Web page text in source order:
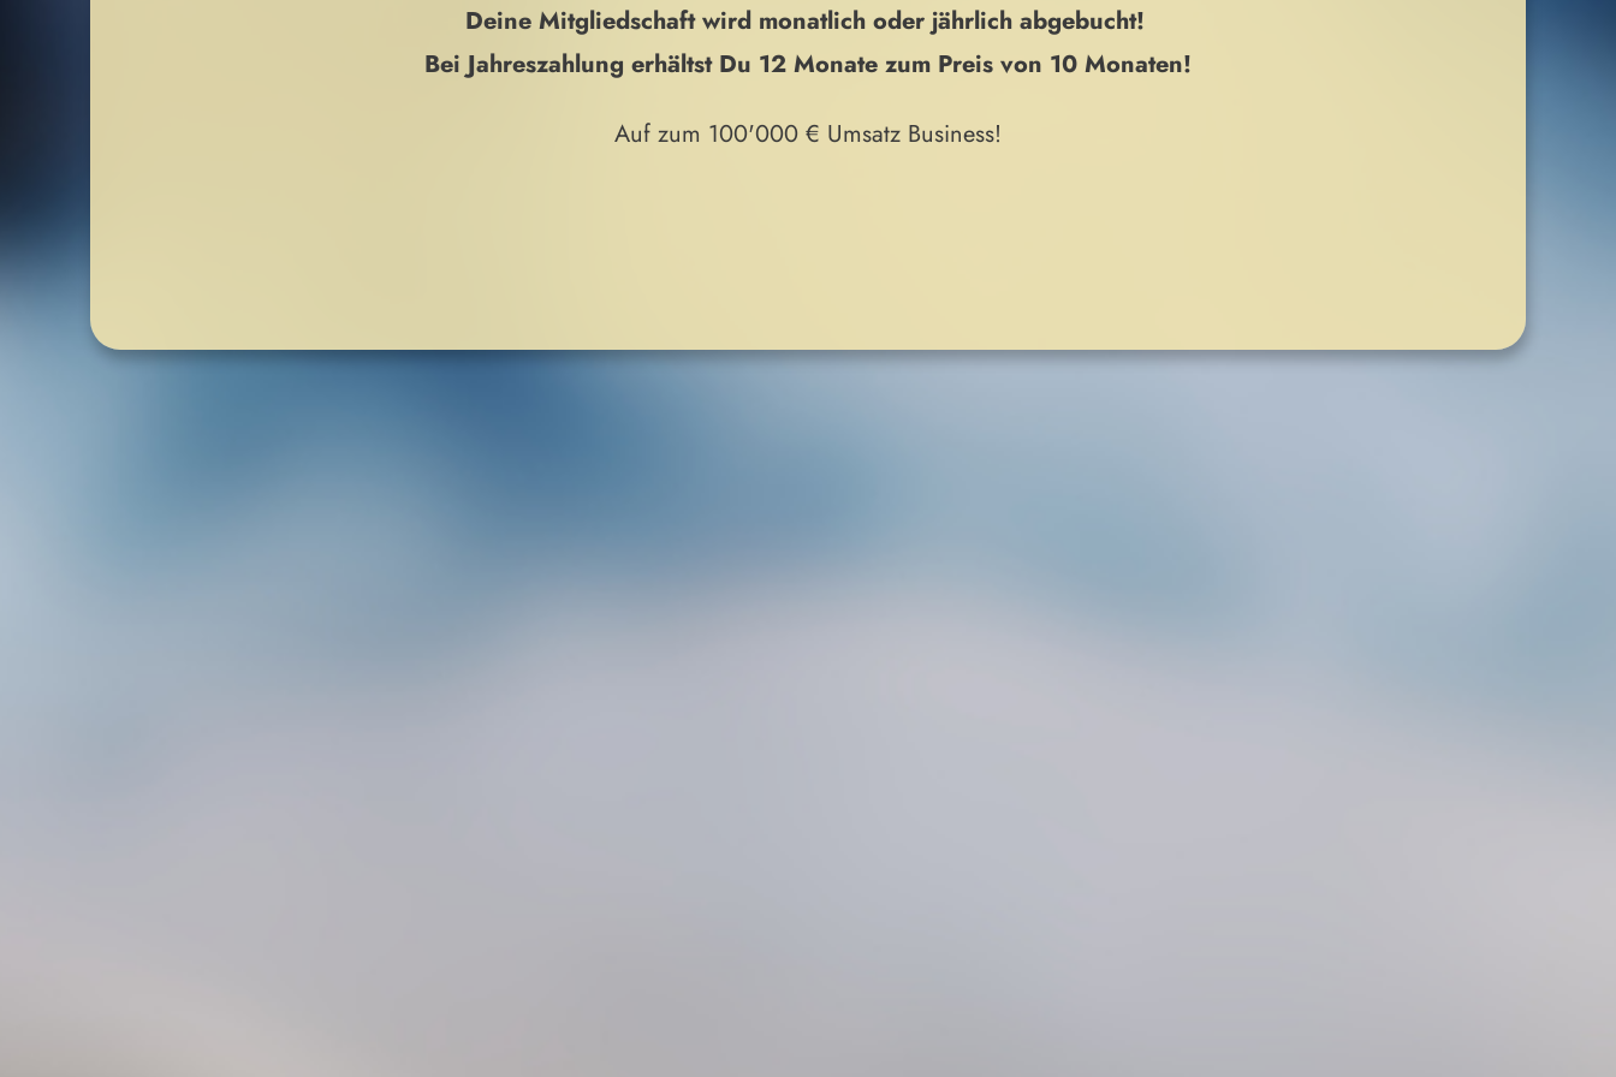
Deine Mitgliedschaft wird monatlich oder jährlich abgebucht!
Bei Jahreszahlung erhältst Du 12 Monate zum Preis von 10 Monaten!
Auf zum 100'000 € Umsatz Business!